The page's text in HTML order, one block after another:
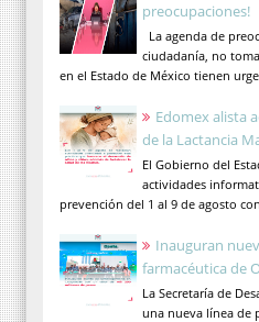
preocupaciones!
La agenda de
ciudadanía, no
en el Estado de México tienen
Edomex alista
de la Lactancia
El Gobierno del
actividades
prevención del 1 al 9 de agosto
Inauguran
farmacéutica de
La Secretaría de
una nueva línea de